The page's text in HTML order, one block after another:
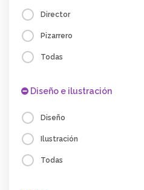
Director
Pizarrero
Todas
Diseño e ilustración
Diseño
Ilustración
Todas